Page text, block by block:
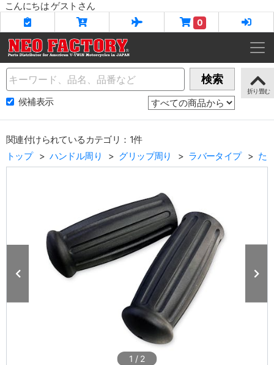
こんにちは ゲストさん
0
Name 検索
候補表示
関連付けられているカテゴリ：1件
トップ
ハンドル周り グリップ周り ラバータイプ た
1 / 2